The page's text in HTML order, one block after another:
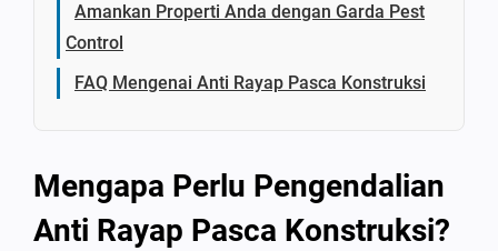
Amankan Properti Anda dengan Garda Pest
Control
FAQ Mengenai Anti Rayap Pasca Konstruksi
Mengapa Perlu Pengendalian
Anti Rayap Pasca Konstruksi?